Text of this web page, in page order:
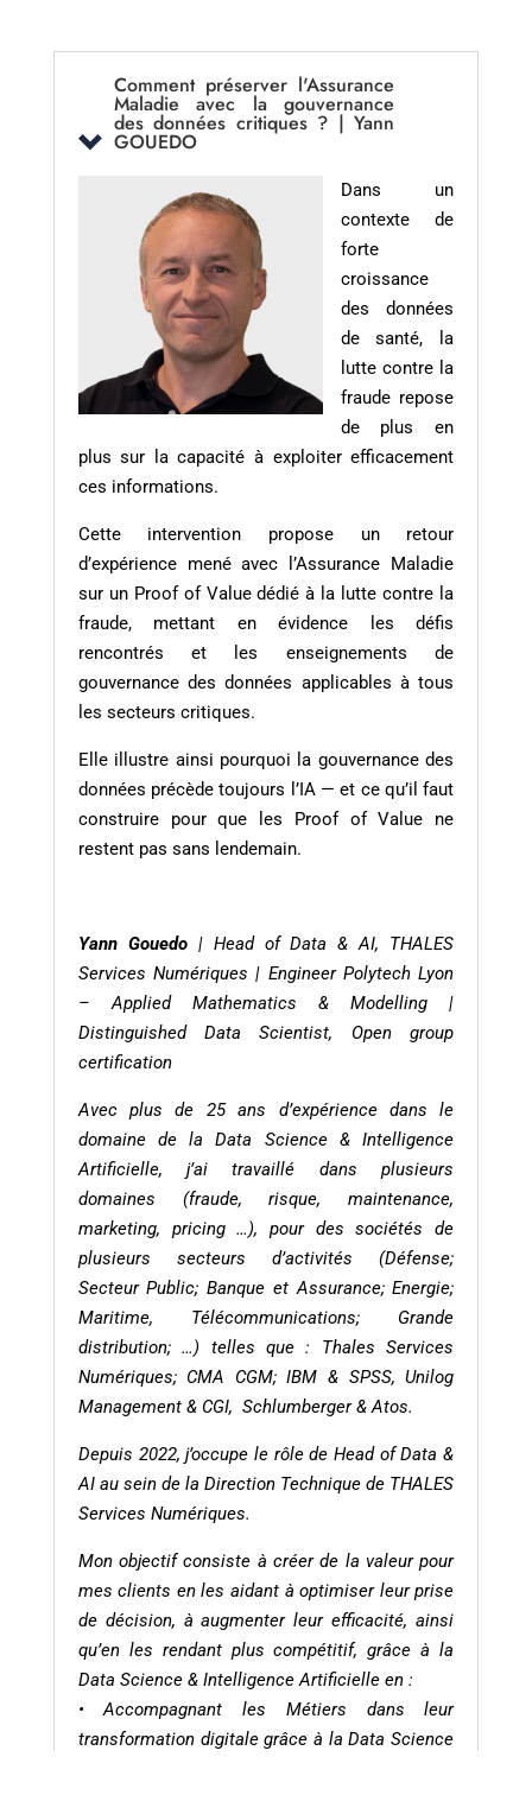
Comment préserver l'Assurance
Maladie avec la gouvernance
des données critiques ? | Yann
GOUEDO
Dans un
contexte de
forte
croissance
des données
de santé, la
lutte contre la
fraude repose
de plus en
plus sur la capacité à exploiter efficacement
ces informations.
Cette intervention propose un retour
d’expérience mené avec l’Assurance Maladie
sur un Proof of Value dédié à la lutte contre la
fraude, mettant en évidence les défis
rencontrés et les enseignements de
gouvernance des données applicables à tous
les secteurs critiques.
Elle illustre ainsi pourquoi la gouvernance des
données précède toujours l’IA — et ce qu’il faut
construire pour que les Proof of Value ne
restent pas sans lendemain.
Yann Gouedo | Head of Data & AI, THALES
Services Numériques | Engineer Polytech Lyon
– Applied Mathematics & Modelling |
Distinguished Data Scientist, Open group
certification
Avec plus de 25 ans d’expérience dans le
domaine de la Data Science & Intelligence
Artificielle, j’ai travaillé dans plusieurs
domaines (fraude, risque, maintenance,
marketing, pricing …), pour des sociétés de
plusieurs secteurs d’activités (Défense;
Secteur Public; Banque et Assurance; Energie;
Maritime, Télécommunications; Grande
distribution; …) telles que : Thales Services
Numériques; CMA CGM; IBM & SPSS, Unilog
Management & CGI, Schlumberger & Atos.
Depuis 2022, j’occupe le rôle de Head of Data &
AI au sein de la Direction Technique de THALES
Services Numériques.
Mon objectif consiste à créer de la valeur pour
mes clients en les aidant à optimiser leur prise
de décision, à augmenter leur efficacité, ainsi
qu’en les rendant plus compétitif, grâce à la
Data Science & Intelligence Artificielle en :
• Accompagnant les Métiers dans leur
transformation digitale grâce à la Data Science